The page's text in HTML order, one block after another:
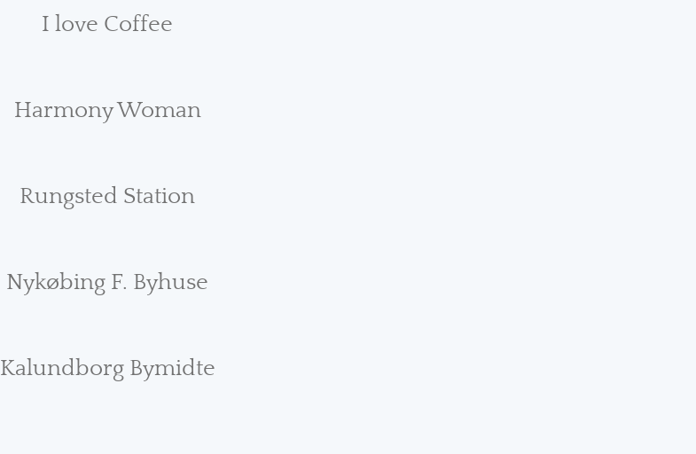
I love Coffee
Harmony Woman
Rungsted Station
Nykøbing F. Byhuse
Kalundborg Bymidte